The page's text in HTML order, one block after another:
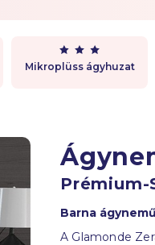
Mikroplüss ágyhuzat
Prémium-
Barna
A Glamonde